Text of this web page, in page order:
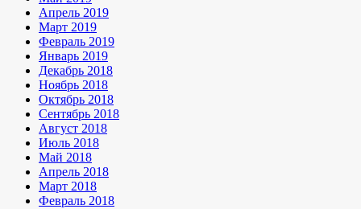
Апрель 2019
Март 2019
Февраль 2019
Январь 2019
Декабрь 2018
Ноябрь 2018
Октябрь 2018
Сентябрь 2018
Август 2018
Июль 2018
Май 2018
Апрель 2018
Март 2018
Февраль 2018